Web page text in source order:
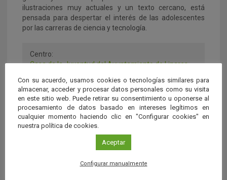
ilustraciones muy actuales y un texto cercano, está
pensada para despertar el interés de las adolescentes
por las carreras de ciencia y tecnología.
Centro:
Casa de la Juventud del Ayuntamiento de Linares
Dirección:
C/ Federico Ramírez, 6,
23700 Linares (Jaén)
Con su acuerdo, usamos cookies o tecnologías similares para
almacenar, acceder y procesar datos personales como su visita
en este sitio web. Puede retirar su consentimiento u oponerse al
procesamiento de datos basado en intereses legítimos en
cualquier momento haciendo clic en "Configurar cookies" en
nuestra política de cookies.
Aceptar
Configurar manualmente